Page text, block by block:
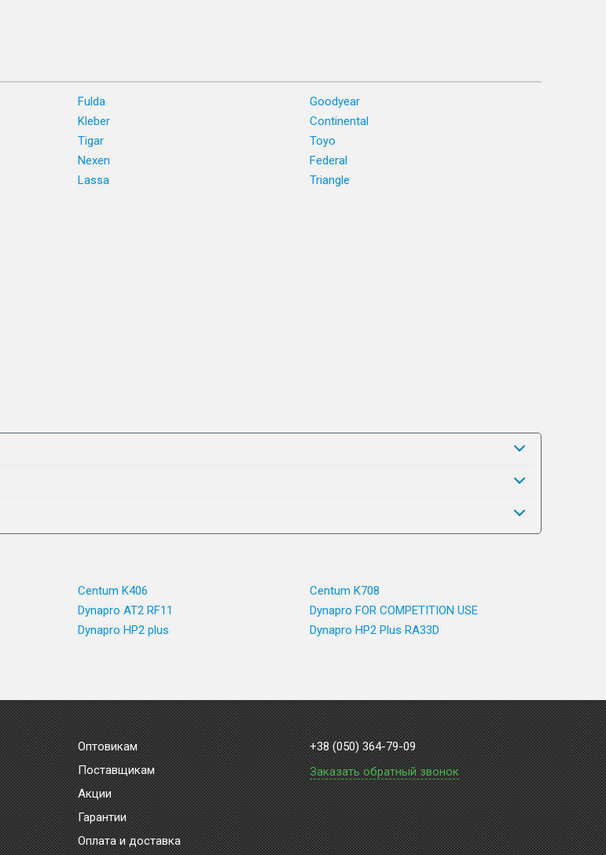
Fulda
Goodyear
Kleber
Continental
Tigar
Toyo
Nexen
Federal
Lassa Triangle
Centum K406
Centum K708
Dynapro AT2 RF11
Dynapro FOR COMPETITION USE
Dynapro HP2 plus Dynapro HP2 Plus RA33D
Оптовикам
Поставщикам
Акции
Гарантии
Оплата и доставка
+38 (050) 364-79-09
Заказать обратный звонок